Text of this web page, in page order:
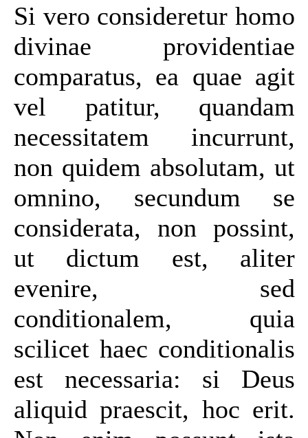
Si vero consideretur homo
divinae providentiae
comparatus, ea quae agit
vel patitur, quandam
necessitatem incurrunt,
non quidem absolutam, ut
omnino, secundum se
considerata, non possint,
ut dictum est, aliter
evenire, sed
conditionalem, quia
scilicet haec conditionalis
est necessaria: si Deus
aliquid praescit, hoc erit.